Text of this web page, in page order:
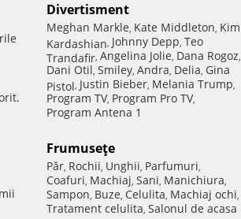
Divertisment
Meghan Markle, Kate Middleton, Kim
Kardashian, Johnny Depp, Teo
Trandafir, Angelina Jolie, Dana Rogoz,
Dani Otil, Smiley, Andra, Delia, Gina
Pistol, Justin Bieber, Melania Trump,
Program TV, Program Pro TV,
Program Antena 1
Frumuseţe
Păr, Rochii, Unghii, Parfumuri,
Coafuri, Machiaj, Sani, Manichiura,
Sampon, Buze, Celulita, Machiaj ochi,
Tratament celulita, Salonul de acasa